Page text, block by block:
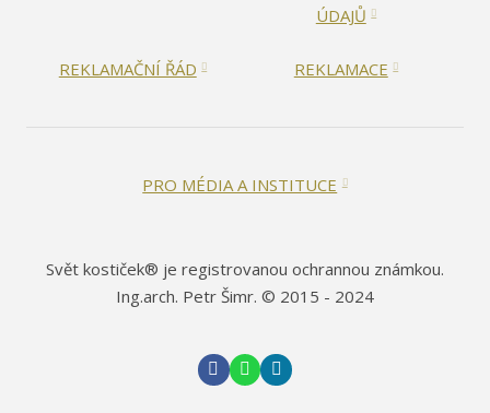
ÚDAJŮ
REKLAMAČNÍ ŘÁD REKLAMACE
PRO MÉDIA A INSTITUCE
Svět kostiček® je registrovanou ochrannou známkou.
Ing.arch. Petr Šimr. © 2015 - 2024